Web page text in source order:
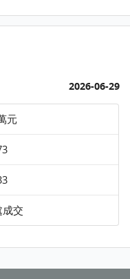
2026-06-29
元
交